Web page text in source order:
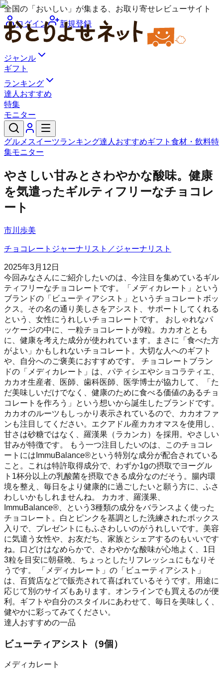
全国の「おいしい」が集まる、お取り寄せレビューサイト
ログイン
新規登録
ジャンル
ギフト
ランキング
達人おすすめ
特集
モニター
グルメ スイーツランキング達人おすすめギフト 食材・飲料特
集モニター
やさしい甘みとさわやかな酸味。健康
を気遣ったギルティフリーなチョコレ
ート
市川歩美
チョコレートジャーナリスト／ジャーナリスト
2025年3月12日
今回みなさんにご紹介したいのは、今注目を集めているギル
ティフリーなチョコレートです。「メディカレート」という
ブランドの「ビューティアシスト」というチョコレートボッ
クス。その名の通り美しさをアシスト、サポートしてくれる
という、女性にうれしいチョコレートです。 おしゃれなパ
ッケージの中に、一粒チョコレートが9粒。カカオととも
に、健康を考えた成分が使われています。まさに「食べた方
がよい」かもしれないチョコレート。大切な人へのギフト
や、自分へのご褒美におすすめです。 チョコレートブラン
ドの「メディカレート」は、パティシエやショコラティエ、
カカオ生産者、医師、歯科医師、医学博士が協力して、「た
だ美味しいだけでなく、健康のために食べる価値のあるチョ
コレートを作ろう」という想いから誕生したブランドです。
カカオのルーツもしっかり表示されているので、カカオファ
ンも注目してください。エクアドル産カカオマスを使用し、
甘さは砂糖ではなく、羅漢果（ラカンカ）を採用。やさしい
甘みが特徴です。 もう一つ注目したいのは、このチョコレ
ートにはImmuBalance®︎という特別な成分が配合されている
こと。これは特許取得成分で、わずか1gの摂取でヨーグル
ト1杯分以上の乳酸菌を摂取できる成分なのだそう。腸内環
境を整え、毎日をより健康的に過ごしたいと願う方に、ふさ
わしいかもしれませんね。 カカオ、羅漢果、
ImmuBalance®︎、という3種類の成分をバランスよく使った
チョコレート。白とピンクを基調とした洗練されたボックス
入りで、プレゼントにもふさわしいのがうれしいです。美容
に気遣う女性や、お友だち、家族とシェアするのもいいです
ね。口どけはなめらかで、さわやかな酸味が心地よく、1日
3粒を目安に朝昼晩、ちょっとしたリフレッシュにもなりそ
うです。 「メディカレート」の「ビューティアシスト」
は、百貨店などで販売されて喜ばれているそうです。用途に
応じて別のサイズもあります。オンラインでも買えるのが便
利。ギフトや自分のスタイルにあわせて、毎日を美味しく、
健やかに彩ってみてください。
達人おすすめの一品
ビューティアシスト（9個）
メディカレート